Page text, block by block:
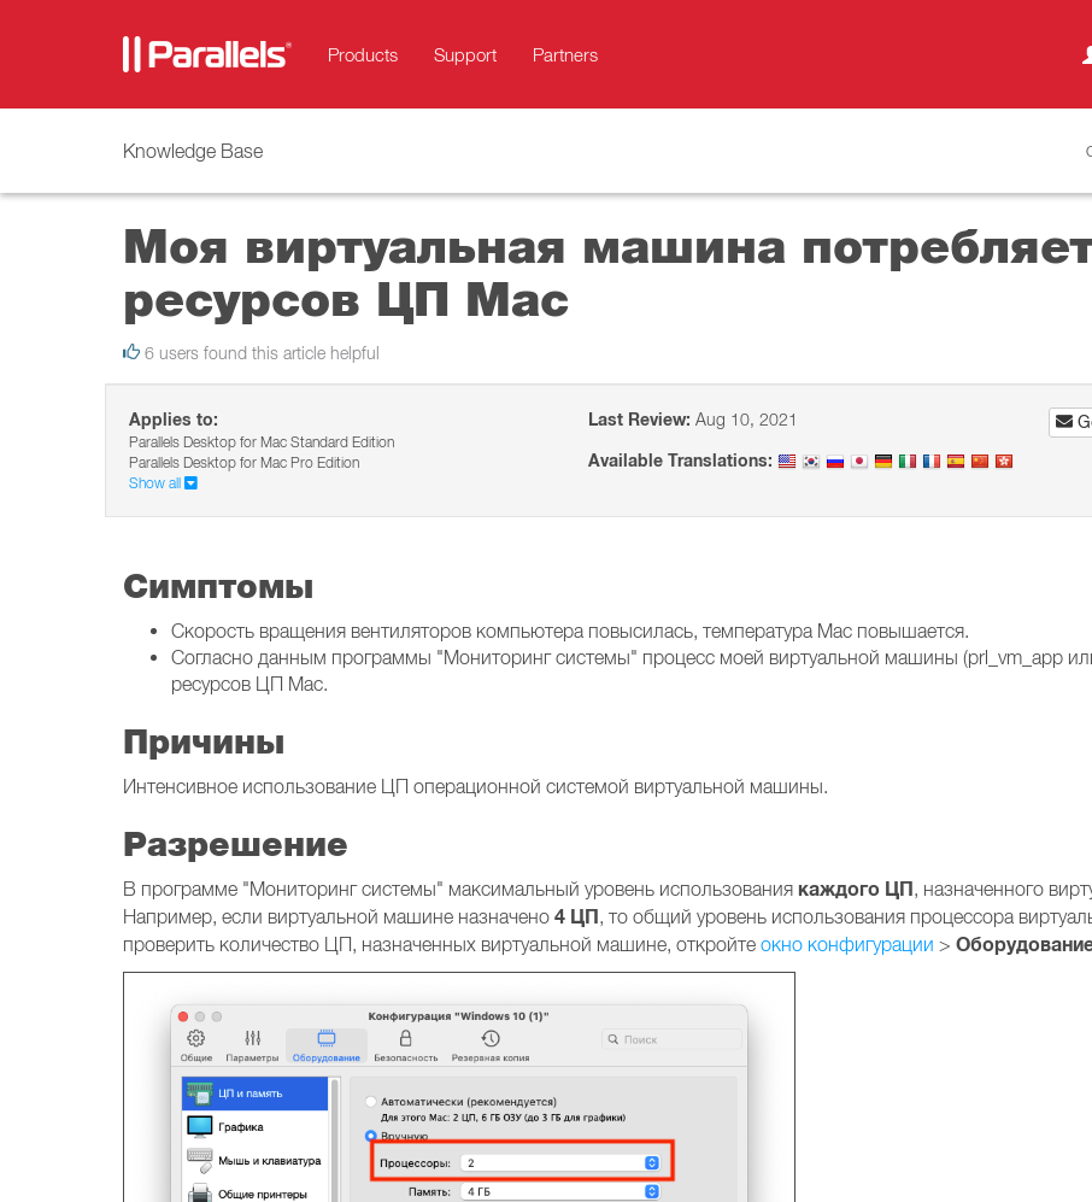
Products Support Partners
Knowledge Base
Моя виртуальная машина
ресурсов ЦП Mac
6 users found this article helpful
Applies to:
Parallels Desktop for Mac Standard Edition
Parallels Desktop for Mac Pro Edition
Show all
Last Review: Aug 10, 2021
Available Translations:
Симптомы
Скорость вращения вентиляторов компьютера повысилась, температура Mac повышается.
Согласно данным программы "Мониторинг системы" процесс моей виртуальной машины (prl_vm_app
ресурсов ЦП Mac.
Причины
Интенсивное использование ЦП операционной системой виртуальной машины.
Разрешение
В программе "Мониторинг системы" максимальный уровень использования каждого ЦП, назначенного
Например, если виртуальной машине назначено 4 ЦП, то общий уровень использования процессора
проверить количество ЦП, назначенных виртуальной машине, откройте окно конфигурации >